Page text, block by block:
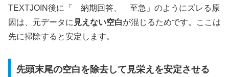
TEXTJOIN後に「 納期回答、 至急」のようにズレる原
因は、元データに 見えない空白が混じるためです。ここは
先に掃除すると安定します。
先頭末尾の空白を除去して見栄えを安定させる